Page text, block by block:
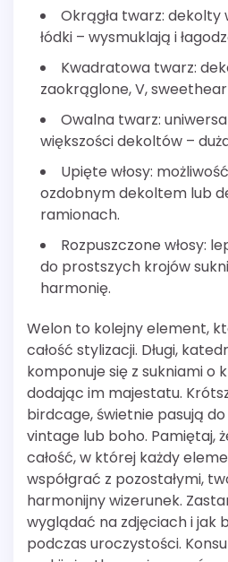
Okrągła twarz: dekolty
łódki – wysmuklają i
Kwadratowa twarz:
zaokrąglone, V,
Owalna twarz:
większości dekoltów –
Upięte włosy:
ozdobnym dekoltem lub
ramionach.
Rozpuszczone włosy:
do prostszych krojów
harmonię.
Welon to kolejny element,
całość stylizacji. Długi,
komponuje się z sukniami o
dodając im majestatu.
birdcage, świetnie pasują
vintage lub boho. Pamiętaj,
całość, w której każdy
współgrać z pozostałymi,
harmonijny wizerunek.
wyglądać na zdjęciach i jak
podczas uroczystości.